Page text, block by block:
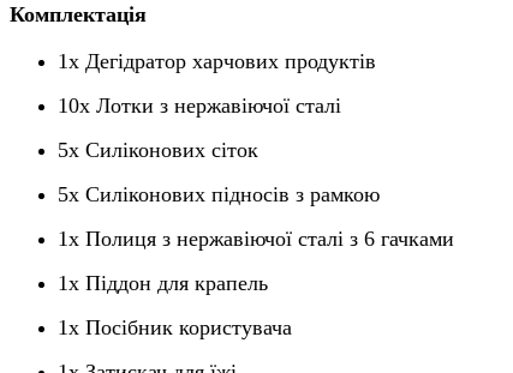
Комплектація
1x Дегідратор харчових продуктів
10x Лотки з нержавіючої сталі
5x Силіконових сіток
5x Силіконових підносів з рамкою
1x Полиця з нержавіючої сталі з 6 гачками
1x Піддон для крапель
1x Посібник користувача